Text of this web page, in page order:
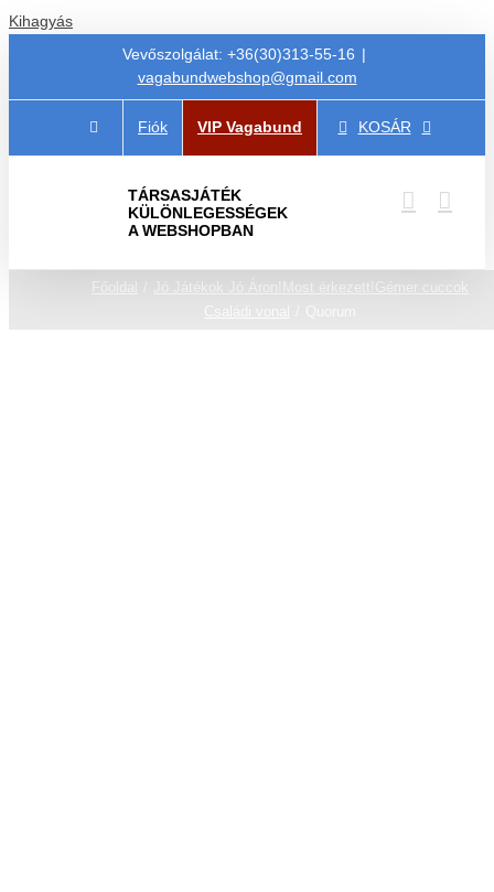
Kihagyás
Vevőszolgálat: +36(30)313-55-16 |
vagabundwebshop@gmail.com
Fiók VIP Vagabund KOSÁR
TÁRSASJÁTÉK
KÜLÖNLEGESSÉGEK
A WEBSHOPBAN
Főoldal Jó Játékok Jó Áron! Most érkezett!
Gémer cuccok